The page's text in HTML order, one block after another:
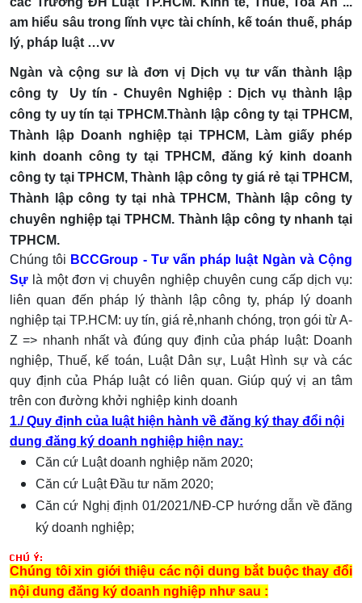
am hiểu sâu trong lĩnh vực tài chính, kế toán thuế, pháp
lý, pháp luật …vv
Ngàn và cộng sư là đơn vị Dịch vụ tư vấn thành lập
công ty Uy tín - Chuyên Nghiệp :
Dịch vụ thành lập
công ty uy tín tại TPHCM.Thành lập công ty tại TPHCM,
Thành lập Doanh nghiệp tại TPHCM, Làm giấy phép
kinh doanh công ty tại TPHCM, đăng ký kinh doanh
công ty tại TPHCM, Thành lập công ty giá rẻ tại TPHCM,
Thành lập công ty tại nhà TPHCM, Thành lập công ty
chuyên nghiệp tại TPHCM. Thành lập công ty nhanh tại
TPHCM.
Chúng tôi BCCGroup - Tư vấn pháp luật Ngàn và Cộng
Sự là một đơn vị chuyên nghiệp chuyên cung cấp dịch vụ:
liên quan đến pháp lý thành lập công ty, pháp lý doanh
nghiệp tại TP.HCM: uy tín, giá rẻ,nhanh chóng, trọn gói từ A-
Z => nhanh nhất và đúng quy định của pháp luật: Doanh
nghiệp, Thuế, kế toán, Luật Dân sự, Luật Hình sự và các
quy định của Pháp luật có liên quan. Giúp quý vị an tâm
trên con đường khởi nghiệp kinh doanh
1./Quy định của luật hiện hành về đăng ký thay đổi nội
dung đăng ký doanh nghiệp hiện nay:
Căn cứ Luật doanh nghiệp năm 2020;
Căn cứ Luật Đầu tư năm 2020;
Căn cứ Nghị định 01/2021/NĐ-CP hướng dẫn về đăng
ký doanh nghiệp;
Chúng tôi xin giới thiệu các nội dung bắt buộc thay đổi
nội dung đăng ký doanh nghiệp như sau :